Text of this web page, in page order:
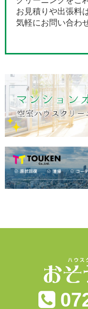
お見積りや出張料
気軽にお問い合わ